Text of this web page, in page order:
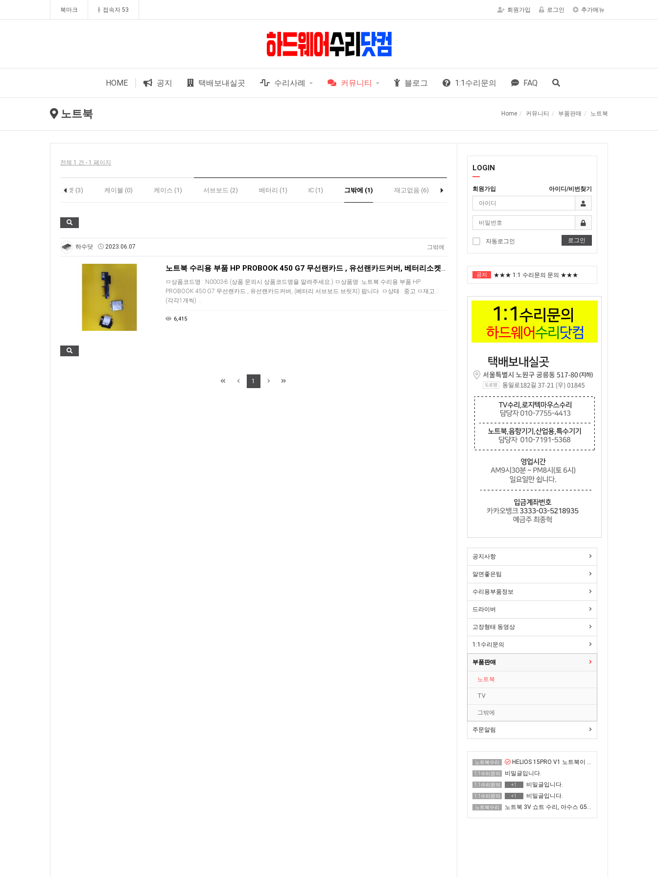
북마크 접속자 53 회원가입 로그인 추가메뉴
HOME 공지 택배보내실곳 수리사례 커뮤니티 블로그 1:1수리문의 FAQ
노트북 Home 커뮤니티 부품판매 노트북
전체 1 건 - 1 페이지
소켓 (3) 케이블 (0) 케이스 (1) 서브보드 (2) 베터리 (1) IC (1) 그밖에 (1) 재고없음 (6)
하수닷 2023.06.07 그밖에
노트북 수리용 부품 HP PROBOOK 450 G7 무선랜카드 , 유선랜카드커버, 베터리소켓 팝니다.
ㅁ상품코드명 : N0003-8 (상품 문의시 상품코드명을 알려주세요.) ㅁ상품명 :노트북 수리용 부품 HP
PROBOOK 450 G7 무선랜카드 , 유선랜카드커버, (베터리 서브보드 브릿지) 팝니다. ㅁ상태 : 중고 ㅁ재고 :
(각각1개씩) …
6,415
1
LOGIN
회원가입 아이디/비번찾기
자동로그인 로그인
공지 ★★★ 1:1 수리문의 문의 ★★★
2024년 한가위 휴일 안내
택배비인상안내
"노트북부서" 1월 임시휴가 안내
★★★ 1:1 수리문의 문의 ★★★
2025년 8월 휴가안내입니다.
2024년 한가위 휴일 안내
택배비인상안내
공지사항
알면좋은팁
수리용부품정보
드라이버
고장형태 동영상
1:1수리문의
부품판매
노트북
TV
그밖에
주문알림
노트북수리 HELIOS 15PRO V1 노트북이 화면이 매우 어두운 증상 수리
1:1수리문의 비밀글입니다.
1:1수리문의 +1 비밀글입니다.
1:1수리문의 +1 비밀글입니다.
노트북수리 노트북 3V 쇼트 수리, 아수스 G513QR 전원 안 켜짐